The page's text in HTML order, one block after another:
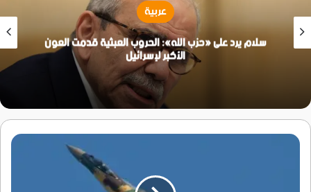
عربية
سلام يرد على «حزب الله»: الحروب العبثية قدمت العون
الأكبر لإسرائيل
هيمنة